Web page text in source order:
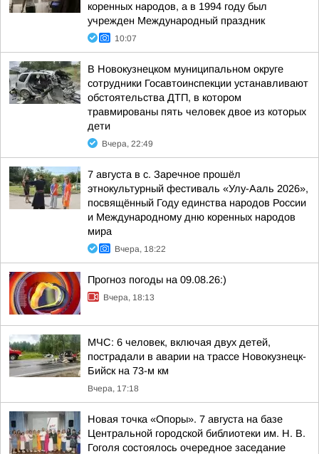
коренных народов, а в 1994 году был
учрежден Международный праздник
10:07
В Новокузнецком муниципальном округе
сотрудники Госавтоинспекции устанавливают
обстоятельства ДТП, в котором
травмированы пять человек двое из которых
дети
Вчера, 22:49
7 августа в с. Заречное прошёл
этнокультурный фестиваль «Улу-Ааль 2026»,
посвящённый Году единства народов России
и Международному дню коренных народов
мира
Вчера, 18:22
Прогноз погоды на 09.08.26:)
Вчера, 18:13
МЧС: 6 человек, включая двух детей,
пострадали в аварии на трассе Новокузнецк-
Бийск на 73-м км
Вчера, 17:18
Новая точка «Опоры». 7 августа на базе
Центральной городской библиотеки им. Н. В.
Гоголя состоялось очередное заседание